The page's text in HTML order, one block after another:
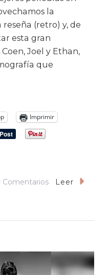
la
(retro) y, de
esta gran
Joel y Ethan,
que
Imprimir
ComentariosEn
Débiles»
(2007),
Leer